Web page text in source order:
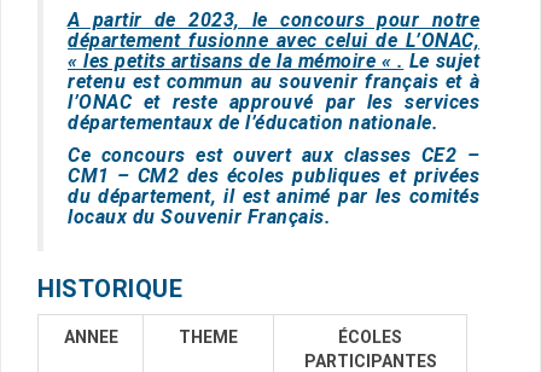
A partir de 2023, le concours pour notre
département fusionne avec celui de L’ONAC,
« les petits artisans de la mémoire « . Le sujet
retenu est commun au souvenir français et à
l’ONAC et reste approuvé par les services
départementaux de l’éducation nationale.
Ce concours est ouvert aux classes CE2 –
CM1 – CM2 des écoles publiques et privées
du département, il est animé par les comités
locaux du Souvenir Français.
HISTORIQUE
ANNEE THEME
ÉCOLES
PARTICIPANTES